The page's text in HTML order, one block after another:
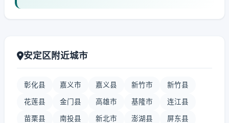
安定区附近城市
彰化县 嘉义市 嘉义县 新竹市 新竹县
花莲县 金门县 高雄市 基隆市 连江县
苗栗县 南投县 新北市 澎湖县 屏东县